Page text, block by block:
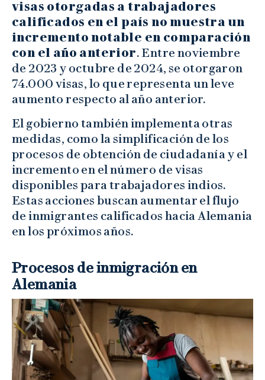
visas otorgadas a trabajadores
calificados en el país no muestra un
incremento notable en comparación
con el año anterior. Entre noviembre
de 2023 y octubre de 2024, se otorgaron
74.000 visas, lo que representa un leve
aumento respecto al año anterior.
El gobierno también implementa otras
medidas, como la simplificación de los
procesos de obtención de ciudadanía y el
incremento en el número de visas
disponibles para trabajadores indios.
Estas acciones buscan aumentar el flujo
de inmigrantes calificados hacia Alemania
en los próximos años.
Procesos de inmigración en
Alemania